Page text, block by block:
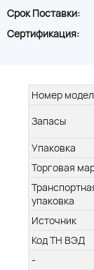
Срок Поставки:
Сертификация:
Номер
Запасы
Упаковка
Торговая
упаковка
Источник
Код ТН ВЭД
-